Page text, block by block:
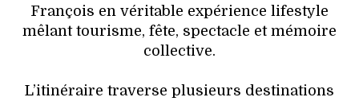
François en véritable expérience lifestyle
mêlant tourisme, fête, spectacle et mémoire
collective.
L’itinéraire traverse plusieurs destinations